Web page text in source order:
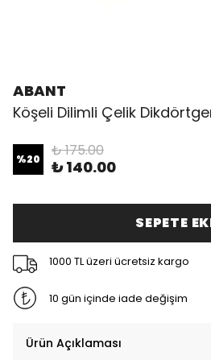
ABANT
Köşeli Dilimli Çelik
%20 ₺ 175.00
₺ 140.00
SEPETE
1000 TL üzeri ücretsiz kargo
10 gün içinde iade değişim
Ürün Açıklaması